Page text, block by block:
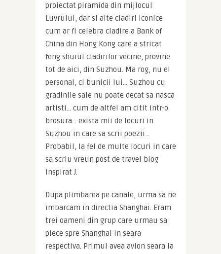
proiectat piramida din mijlocul
Luvrului, dar si alte cladiri iconice
cum ar fi celebra cladire a Bank of
China din Hong Kong care a stricat
feng shuiul cladirilor vecine, provine
tot de aici, din Suzhou. Ma rog, nu el
personal, ci bunicii lui… Suzhou cu
gradinile sale nu poate decat sa nasca
artisti… cum de altfel am citit intr-o
brosura… exista mii de locuri in
Suzhou in care sa scrii poezii…
Probabil, la fel de multe locuri in care
sa scriu vreun post de travel blog
inspirat J.
Dupa plimbarea pe canale, urma sa ne
imbarcam in directia Shanghai. Eram
trei oameni din grup care urmau sa
plece spre Shanghai in seara
respectiva. Primul avea avion seara la